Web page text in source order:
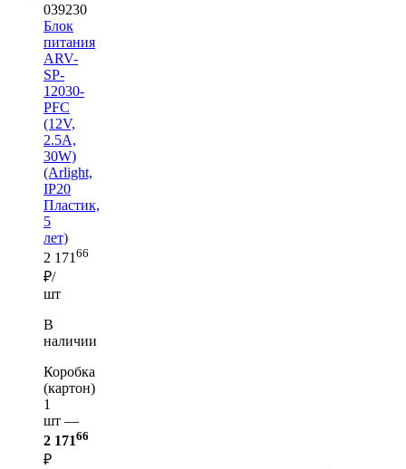
039230
Блок
питания
ARV-
SP-
12030-
PFC
(12V,
2.5A,
30W)
(Arlight,
IP20
Пластик,
5
лет)
2 171 66
₽/
шт
В
наличии
Коробка
(картон)
1
шт —
2 17166
₽